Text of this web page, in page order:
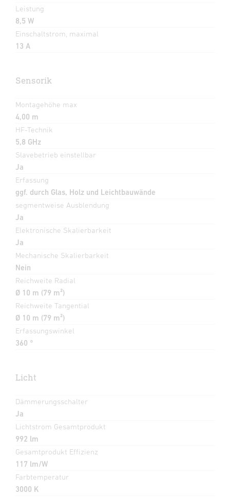
Leistung
8,5 W
Einschaltstrom, maximal
13 A
Sensorik
Montagehöhe max
4,00 m
HF-Technik
5,8 GHz
Slavebetrieb einstellbar
Ja
Erfassung
ggf. durch Glas, Holz und Leichtbauwände
segmentweise Ausblendung
Ja
Elektronische Skalierbarkeit
Ja
Mechanische Skalierbarkeit
Nein
Reichweite Radial
Ø 10 m (79 m²)
Reichweite Tangential
Ø 10 m (79 m²)
Erfassungswinkel
360 °
Licht
Dämmerungsschalter
Ja
Lichtstrom Gesamtprodukt
992 lm
Gesamtprodukt Effizienz
117 lm/W
Farbtemperatur
3000 K